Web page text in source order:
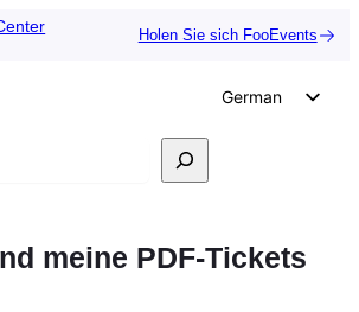
Holen Sie sich FooEvents
German
Italian
meine PDF-Tickets